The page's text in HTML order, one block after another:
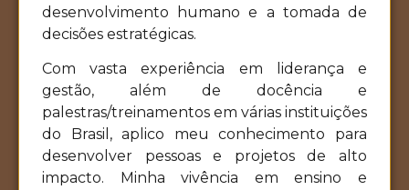
desenvolvimento humano e a tomada de
decisões estratégicas.
Com vasta experiência em liderança e
gestão, além de docência e
palestras/treinamentos em várias instituições
do Brasil, aplico meu conhecimento para
desenvolver pessoas e projetos de alto
impacto. Minha vivência em ensino e